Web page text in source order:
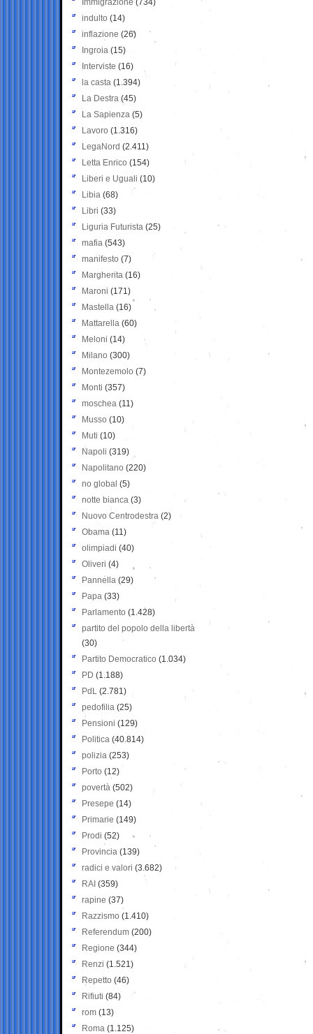
Immigrazione (734)
indulto (14)
inflazione (26)
Ingroia (15)
Interviste (16)
la casta (1.394)
La Destra (45)
La Sapienza (5)
Lavoro (1.316)
LegaNord (2.411)
Letta Enrico (154)
Liberi e Uguali (10)
Libia (68)
Libri (33)
Liguria Futurista (25)
mafia (543)
manifesto (7)
Margherita (16)
Maroni (171)
Mastella (16)
Mattarella (60)
Meloni (14)
Milano (300)
Montezemolo (7)
Monti (357)
moschea (11)
Musso (10)
Muti (10)
Napoli (319)
Napolitano (220)
no global (5)
notte bianca (3)
Nuovo Centrodestra (2)
Obama (11)
olimpiadi (40)
Oliveri (4)
Pannella (29)
Papa (33)
Parlamento (1.428)
partito del popolo della libertà
(30)
Partito Democratico (1.034)
PD (1.188)
PdL (2.781)
pedofilia (25)
Pensioni (129)
Politica (40.814)
polizia (253)
Porto (12)
povertà (502)
Presepe (14)
Primarie (149)
Prodi (52)
Provincia (139)
radici e valori (3.682)
RAI (359)
rapine (37)
Razzismo (1.410)
Referendum (200)
Regione (344)
Renzi (1.521)
Repetto (46)
Rifiuti (84)
rom (13)
Roma (1.125)